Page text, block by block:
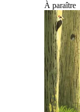
À paraître